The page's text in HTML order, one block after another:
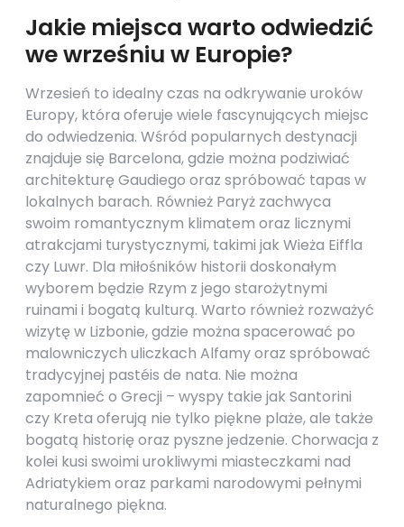
Jakie miejsca warto odwiedzić
we wrześniu w Europie?
Wrzesień to idealny czas na odkrywanie uroków
Europy, która oferuje wiele fascynujących miejsc
do odwiedzenia. Wśród popularnych destynacji
znajduje się Barcelona, gdzie można podziwiać
architekturę Gaudiego oraz spróbować tapas w
lokalnych barach. Również Paryż zachwyca
swoim romantycznym klimatem oraz licznymi
atrakcjami turystycznymi, takimi jak Wieża Eiffla
czy Luwr. Dla miłośników historii doskonałym
wyborem będzie Rzym z jego starożytnymi
ruinami i bogatą kulturą. Warto również rozważyć
wizytę w Lizbonie, gdzie można spacerować po
malowniczych uliczkach Alfamy oraz spróbować
tradycyjnej pastéis de nata. Nie można
zapomnieć o Grecji – wyspy takie jak Santorini
czy Kreta oferują nie tylko piękne plaże, ale także
bogatą historię oraz pyszne jedzenie. Chorwacja z
kolei kusi swoimi urokliwymi miasteczkami nad
Adriatykiem oraz parkami narodowymi pełnymi
naturalnego piękna.